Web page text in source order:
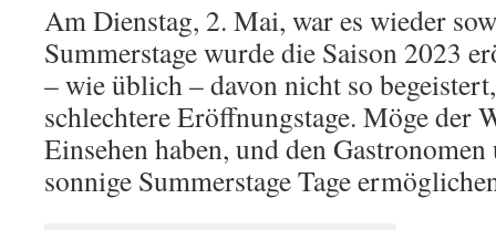
Am Dienstag, 2. Mai, war es wieder
Summerstage wurde die Saison 2023
– wie üblich – davon nicht so
schlechtere Eröffnungstage. Möge der
Einsehen haben, und den
sonnige Summerstage Tage